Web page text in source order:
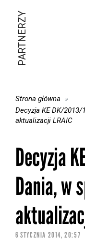
PARTNERZY
Strona główna
Decyzja KE DK/
aktualizacji LRAIC
Decyzja
Dania, w
6 STYCZNIA 2014, 20:57